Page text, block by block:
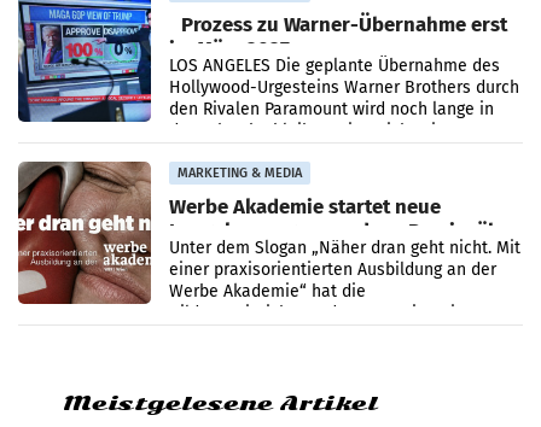
Prozess zu Warner-Übernahme erst
im März 2027
LOS ANGELES Die geplante Übernahme des
Hollywood-Urgesteins Warner Brothers durch
den Rivalen Paramount wird noch lange in
der Schwebe bleiben. Eine Richterin setzte
MARKETING & MEDIA
Werbe Akademie startet neue
Imagekampagne rund um Praxisnähe
Unter dem Slogan „Näher dran geht nicht. Mit
einer praxisorientierten Ausbildung an der
Werbe Akademie“ hat die
Bildungseinrichtung des WIFI Wien eine neue
Meistgelesene Artikel